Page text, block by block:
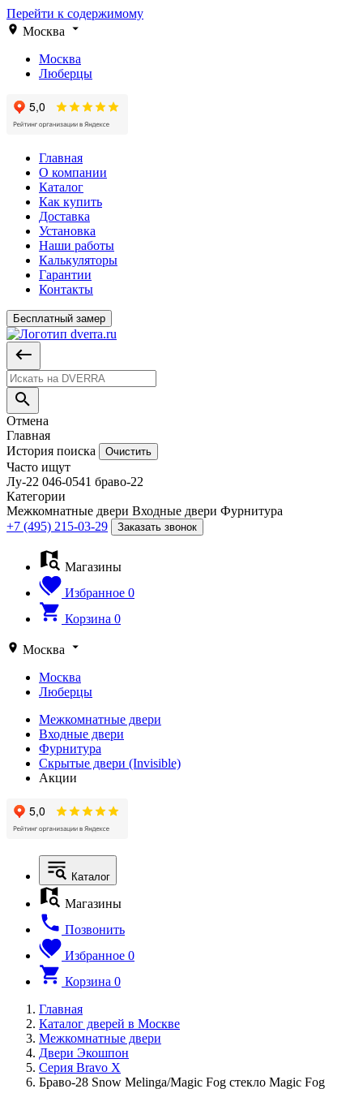
Перейти к содержимому
Москва
Москва
Люберцы
Главная
О компании
Каталог
Как купить
Доставка
Установка
Наши работы
Калькуляторы
Гарантии
Контакты
Бесплатный замер
Отмена
Главная
История поиска
Очистить
Часто ищут
Лу-22 046-0541 браво-22
Категории
Межкомнатные двери Входные двери Фурнитура
+7 (495) 215-03-29
Заказать звонок
Магазины
Избранное 0
Корзина 0
Москва
Москва
Люберцы
Межкомнатные двери
Входные двери
Фурнитура
Скрытые двери (Invisible)
Акции
Каталог
Магазины
Позвонить
Избранное 0
Корзина 0
Главная
Каталог дверей в Москве
Межкомнатные двери
Двери Экошпон
Серия Bravo X
Браво-28 Snow Melinga/Magic Fog стекло Magic Fog